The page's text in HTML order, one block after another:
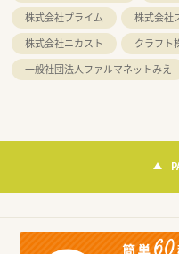
株式会社プライム
株式会社
株式会社ニカスト
クラフト
一般社団法人ファルマネットみえ